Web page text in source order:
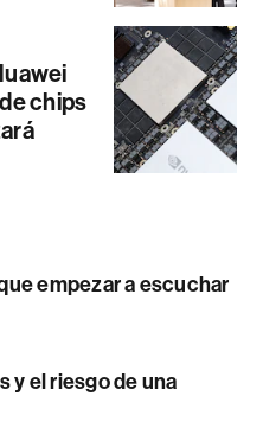
chips
empezar a escuchar
y el riesgo de una